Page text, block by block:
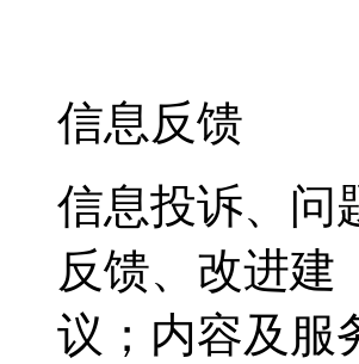
信息反馈
信息投诉、问
反馈、改进建
议；内容及服